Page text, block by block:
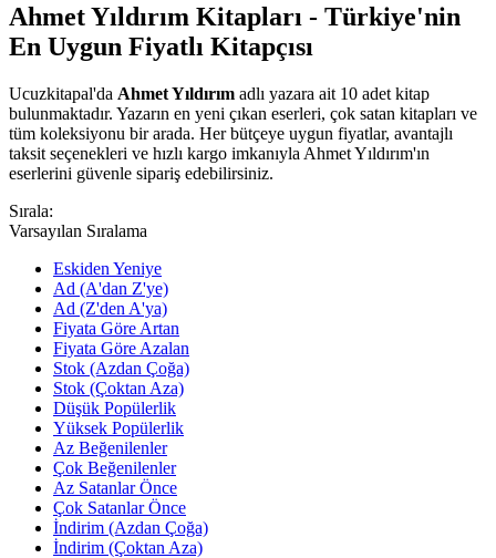
Ahmet Yıldırım Kitapları - Türkiye'nin
En Uygun Fiyatlı Kitapçısı
Ucuzkitapal'da Ahmet Yıldırım adlı yazara ait 10 adet kitap
bulunmaktadır. Yazarın en yeni çıkan eserleri, çok satan kitapları ve
tüm koleksiyonu bir arada. Her bütçeye uygun fiyatlar, avantajlı
taksit seçenekleri ve hızlı kargo imkanıyla Ahmet Yıldırım'ın
eserlerini güvenle sipariş edebilirsiniz.
Sırala:
Varsayılan Sıralama
Eskiden Yeniye
Ad (A'dan Z'ye)
Ad (Z'den A'ya)
Fiyata Göre Artan
Fiyata Göre Azalan
Stok (Azdan Çoğa)
Stok (Çoktan Aza)
Düşük Popülerlik
Yüksek Popülerlik
Az Beğenilenler
Çok Beğenilenler
Az Satanlar Önce
Çok Satanlar Önce
İndirim (Azdan Çoğa)
İndirim (Çoktan Aza)